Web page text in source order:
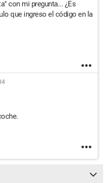
con mi pregunta... ¿Es
que ingreso el código en la